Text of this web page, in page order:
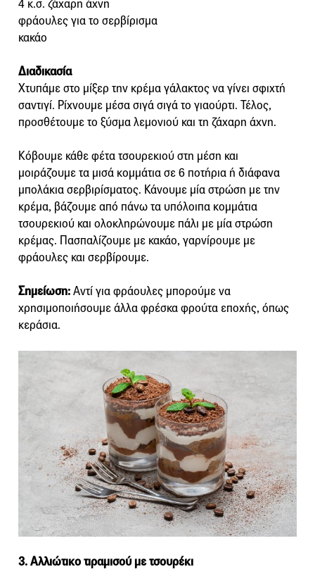
4 κ.σ. ζάχαρη άχνη
φράουλες για το σερβίρισμα
κακάο
Διαδικασία
Χτυπάμε στο μίξερ την κρέμα γάλακτος να γίνει σφιχτή
σαντιγί. Ρίχνουμε μέσα σιγά σιγά το γιαούρτι. Τέλος,
προσθέτουμε το ξύσμα λεμονιού και τη ζάχαρη άχνη.
Κόβουμε κάθε φέτα τσουρεκιού στη μέση και
μοιράζουμε τα μισά κομμάτια σε 6 ποτήρια ή διάφανα
μπολάκια σερβιρίσματος. Κάνουμε μία στρώση με την
κρέμα, βάζουμε από πάνω τα υπόλοιπα κομμάτια
τσουρεκιού και ολοκληρώνουμε πάλι με μία στρώση
κρέμας. Πασπαλίζουμε με κακάο, γαρνίρουμε με
φράουλες και σερβίρουμε.
Σημείωση:Αντί για φράουλες μπορούμε να
χρησιμοποιήσουμε άλλα φρέσκα φρούτα εποχής, όπως
κεράσια.
3. Αλλιώτικο τιραμισού με τσουρέκι